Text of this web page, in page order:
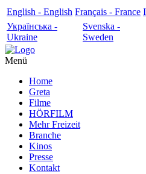
English - English Français - France
Українська -
Ukraine
Svenska -
Sweden
Menü
Home
Greta
Filme
HÖRFILM
Mehr Freizeit
Branche
Kinos
Presse
Kontakt